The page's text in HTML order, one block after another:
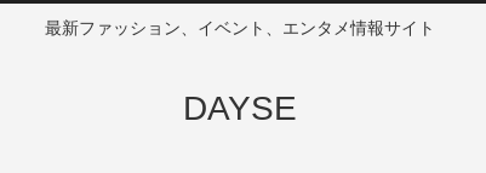
最新ファッション、イベント、エンタメ情報サイト
DAYSE